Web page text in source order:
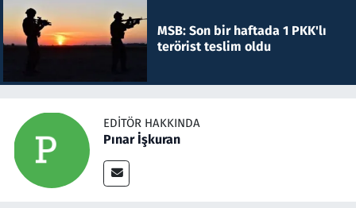
MSB: Son bir haftada 1 PKK'lı
terörist teslim oldu
EDITÖR HAKKINDA
Pınar İşkuran